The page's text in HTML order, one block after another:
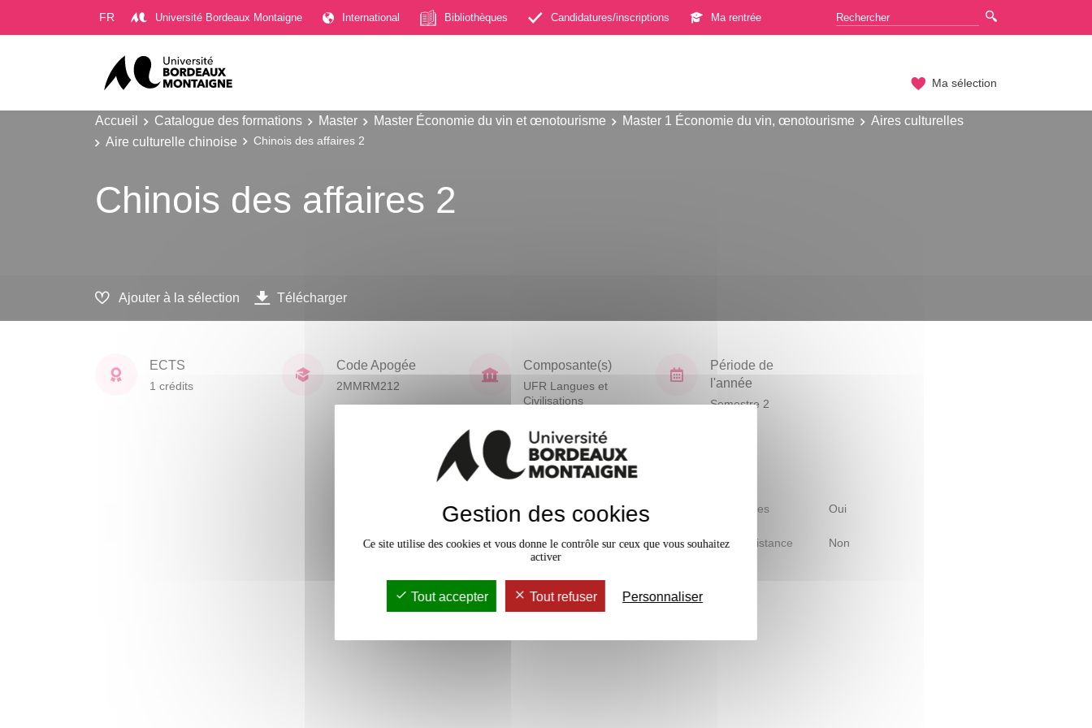
FR Université Bordeaux Montaigne International Bibliothèques Candidatures/inscriptions Ma rentrée
Ma sélection
Accueil Catalogue des formations Master Master Économie du vin et œnotourisme Master 1 Économie du vin, œnotourisme
Aires culturelles
Aire culturelle chinoise
Chinois des affaires 2
Chinois des affaires 2
Ajouter à la sélection Télécharger
ECTS
1 crédits
Code Apogée
2MMRM212
Composante(s)
UFR Langues et
Civilisations
Période de
l'année
Semestre 2
Mobilité d'études Oui
Accessible à distance Non
Gestion des cookies
Ce site utilise des cookies et vous donne le contrôle sur ceux que vous souhaitez
activer
Tout accepter Tout refuser Personnaliser